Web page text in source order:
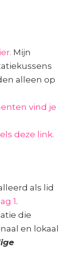
Mijn
alleen op
vind je
deze link.
als lid
1.
die
en lokaal